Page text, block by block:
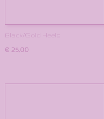
Black/Gold Heels
€ 25,00